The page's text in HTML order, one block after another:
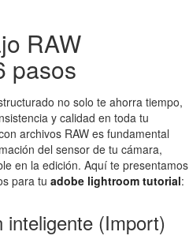
RAW
pasos
no solo te ahorra tiempo,
y calidad en toda tu
archivos RAW es fundamental
del sensor de tu cámara,
en la edición. Aquí te presentamos
para tu adobe lightroom tutorial:
inteligente (Import)